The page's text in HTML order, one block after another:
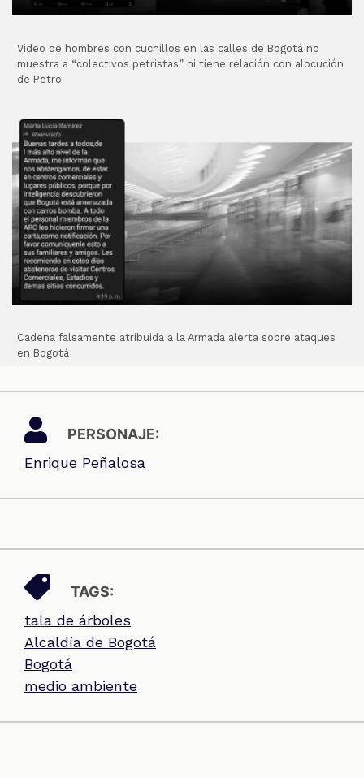
Video de hombres con cuchillos en las calles de Bogotá no
muestra a “colectivos petristas” ni tiene relación con alocución
de Petro
Cadena falsamente atribuida a la Armada alerta sobre ataques
en Bogotá
PERSONAJE:
Enrique Peñalosa
TAGS:
tala de árboles
Alcaldía de Bogotá
Bogotá
medio ambiente